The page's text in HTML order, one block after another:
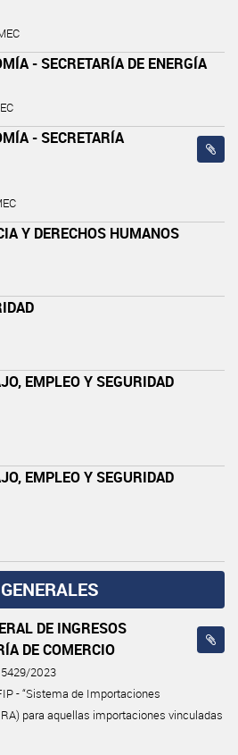
- SECRETARÍA DE ENERGÍA
- SECRETARÍA
Y DERECHOS HUMANOS
EMPLEO Y SEGURIDAD
EMPLEO Y SEGURIDAD
DE INGRESOS
DE COMERCIO
2023
- “Sistema de Importaciones
para aquellas importaciones vinculadas